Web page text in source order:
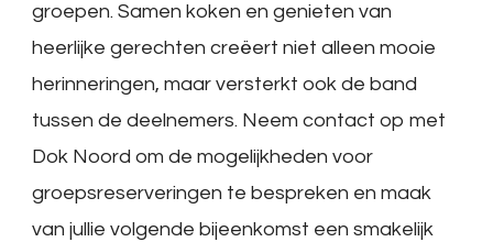
groepen. Samen koken en genieten van
heerlijke gerechten creëert niet alleen mooie
herinneringen, maar versterkt ook de band
tussen de deelnemers. Neem contact op met
Dok Noord om de mogelijkheden voor
groepsreserveringen te bespreken en maak
van jullie volgende bijeenkomst een smakelijk